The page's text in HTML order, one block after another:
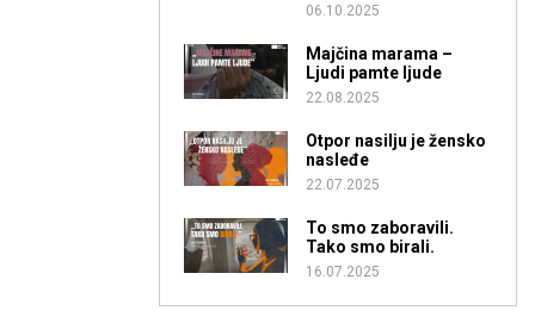
06.10.2025
Majčina marama –
Ljudi pamte ljude
22.08.2025
Otpor nasilju je žensko
nasleđe
22.07.2025
To smo zaboravili.
Tako smo birali.
16.07.2025